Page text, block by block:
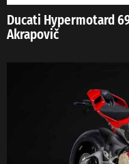
Ducati Hypermotard
Akrapovič